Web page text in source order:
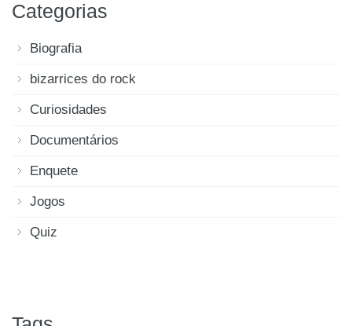
Categorias
Biografia
bizarrices do rock
Curiosidades
Documentários
Enquete
Jogos
Quiz